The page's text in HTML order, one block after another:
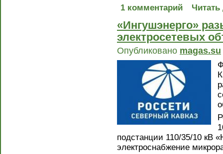
1 комментарий
Читать
«Ингушэнерго»
электросетевых
Опубликовано magas.su
подстанции 110/35/10 кВ
электроснабжение